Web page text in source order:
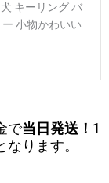
キーリング バ
小物かわいい
で当日発送！ 1
ります。